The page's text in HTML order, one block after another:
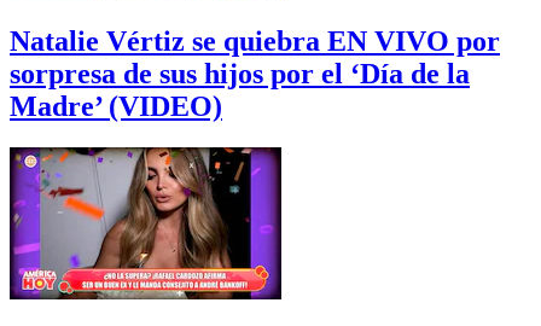
Natalie Vértiz se quiebra EN VIVO por
sorpresa de sus hijos por el ‘Día de la
Madre’ (VIDEO)